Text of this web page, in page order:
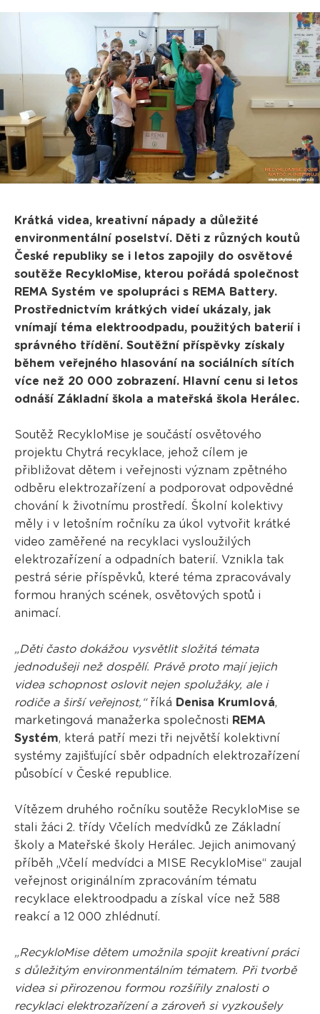
Krátká videa, kreativní nápady a důležité
environmentální poselství. Děti z různých koutů
České republiky se i letos zapojily do osvětové
soutěže RecykloMise, kterou pořádá společnost
REMA Systém ve spolupráci s REMA Battery.
Prostřednictvím krátkých videí ukázaly, jak
vnímají téma elektroodpadu, použitých baterií i
správného třídění. Soutěžní příspěvky získaly
během veřejného hlasování na sociálních sítích
více než 20 000 zobrazení. Hlavní cenu si letos
odnáší Základní škola a mateřská škola Herálec.
Soutěž RecykloMise je součástí osvětového
projektu Chytrá recyklace, jehož cílem je
přibližovat dětem i veřejnosti význam zpětného
odběru elektrozařízení a podporovat odpovědné
chování k životnímu prostředí. Školní kolektivy
měly i v letošním ročníku za úkol vytvořit krátké
video zaměřené na recyklaci vysloužilých
elektrozařízení a odpadních baterií. Vznikla tak
pestrá série příspěvků, které téma zpracovávaly
formou hraných scének, osvětových spotů i
animací.
„Děti často dokážou vysvětlit složitá témata
jednodušeji než dospělí. Právě proto mají jejich
videa schopnost oslovit nejen spolužáky, ale i
rodiče a širší veřejnost,“říká Denisa Krumlová,
marketingová manažerka společnosti REMA
Systém, která patří mezi tři největší kolektivní
systémy zajišťující sběr odpadních elektrozařízení
působící v České republice.
Vítězem druhého ročníku soutěže RecykloMise se
stali žáci 2. třídy Včelích medvídků ze Základní
školy a Mateřské školy Herálec. Jejich animovaný
příběh „Včelí medvídci a MISE RecykloMise“ zaujal
veřejnost originálním zpracováním tématu
recyklace elektroodpadu a získal více než 588
reakcí a 12 000 zhlédnutí.
„RecykloMise dětem umožnila spojit kreativní práci
s důležitým environmentálním tématem. Při tvorbě
videa si přirozenou formou rozšířily znalosti o
recyklaci elektrozařízení a zároveň si vyzkoušely